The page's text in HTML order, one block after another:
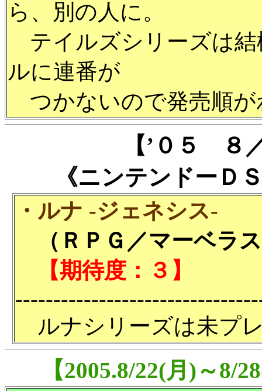
ら、別の人に。
テイルズシリーズは結
ルに連番が
つかないので発売順が
【’０５ ８
《ニンテンドーＤ
・ルナ -ジェネシス-
（ＲＰＧ／マーベラ
【期待度：３】
ルナシリーズは未プ
【2005.8/22(月)～8/